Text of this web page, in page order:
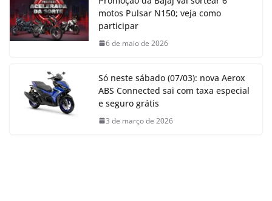
motos Pulsar N150; veja como
participar
6 de maio de 2026
Só neste sábado (07/03): nova Aerox
ABS Connected sai com taxa especial
e seguro grátis
3 de março de 2026